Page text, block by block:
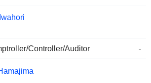
Controller/Auditor -